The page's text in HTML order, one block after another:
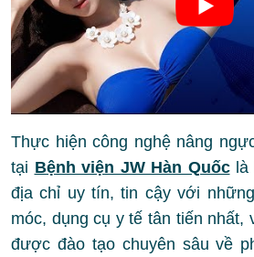
Thực hiện công nghệ nâng
tại Bệnh viện JW Hàn Quốclà
địa chỉ uy tín, tin cậy với
móc, dụng cụ y tế tân tiến nhất,
được đào tạo chuyên sâu về